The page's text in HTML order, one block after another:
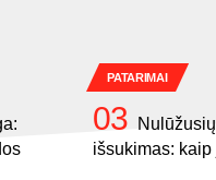
PATARIMAI
išsukimas: